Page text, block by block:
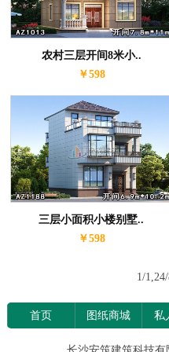
农村三层开间8米小..
￥598
三层小面积小楼别墅..
￥598
1/
首页 图纸商城 私